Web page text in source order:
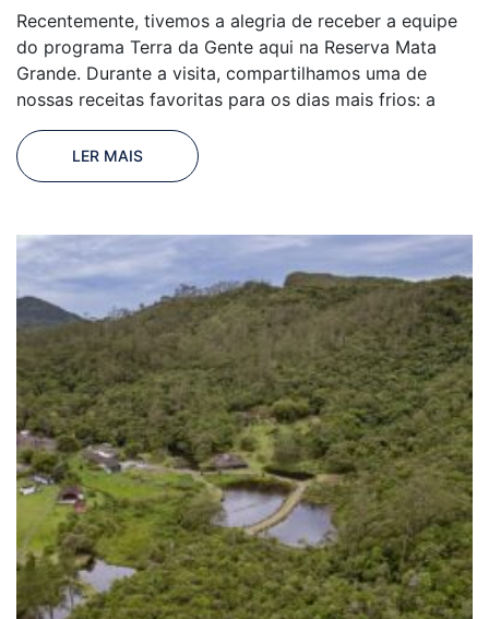
Recentemente, tivemos a alegria de receber a equipe
do programa Terra da Gente aqui na Reserva Mata
Grande. Durante a visita, compartilhamos uma de
nossas receitas favoritas para os dias mais frios: a
LER MAIS